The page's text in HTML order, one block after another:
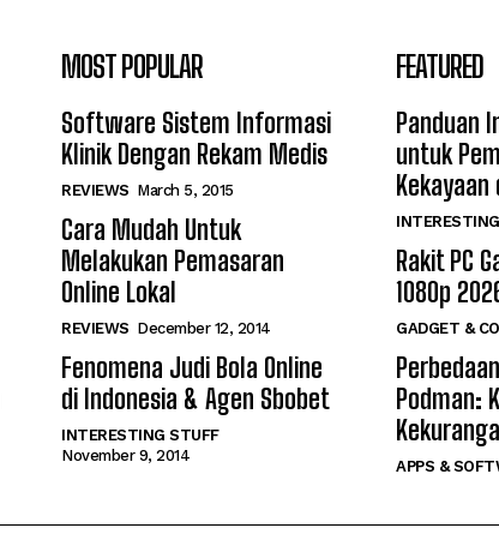
MOST POPULAR
Software Sistem Informasi
Klinik Dengan Rekam Medis
REVIEWS March 5, 2015
Cara Mudah Untuk
Melakukan Pemasaran
Online Lokal
REVIEWS December 12, 2014
Fenomena Judi Bola Online
di Indonesia & Agen Sbobet
INTERESTING STUFF
November 9, 2014
FEATURED
Panduan
untuk
Kekayaan
Rakit PC
1080p
GADGET &
Podman:
APPS &